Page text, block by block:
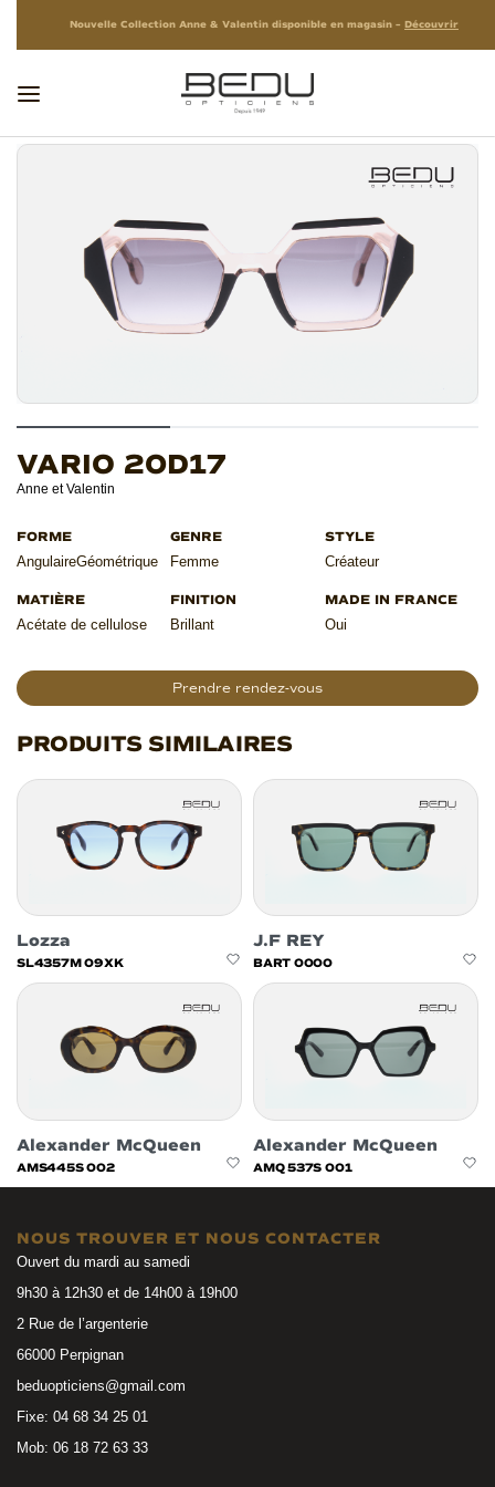
Nouvelle Collection Anne & Valentin disponible en magasin – Découvrir
VARIO 20D17
Anne et Valentin
AngulaireGéométrique Femme Créateur
Acétate de cellulose Brillant Oui
Prendre rendez-vous
PRODUITS SIMILAIRES
Lozza
SL4357M 09XK
J.F REY
BART 0000
Alexander McQueen
AMS445S 002
Alexander McQueen
AMQ 537S 001
NOUS TROUVER ET NOUS CONTACTER
Ouvert du mardi au samedi
9h30 à 12h30 et de 14h00 à 19h00
2 Rue de l’argenterie
66000 Perpignan
beduopticiens@gmail.com
Fixe: 04 68 34 25 01
Mob: 06 18 72 63 33